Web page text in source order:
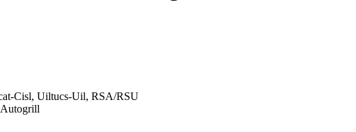
Cisl, Uiltucs-Uil, RSA/RSU